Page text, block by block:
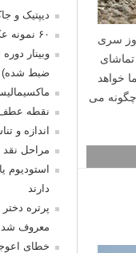
سری
خواهد
چگونه می
دیپتیک و
۶۰ نمونه عکس سبک ماکسیمالیسم
وبینار
ضبط شده)
نقطه
اندازه و
مراحل
دارند
پرتره
معروف شد
خطای